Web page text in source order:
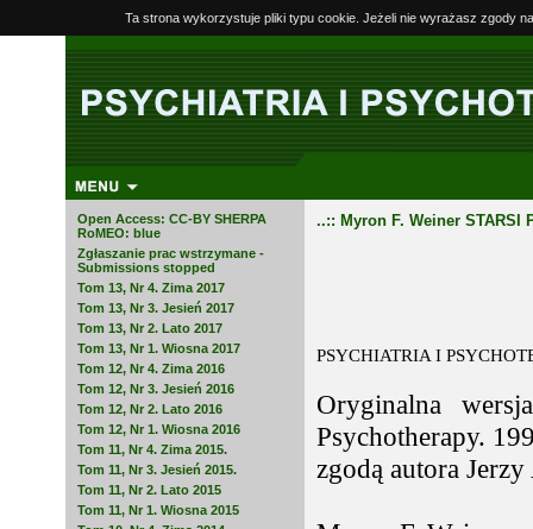
Ta strona wykorzystuje pliki typu cookie. Jeżeli nie wyrażasz zgody
Open Access: CC-BY SHERPA
RoMEO: blue
Zgłaszanie prac wstrzymane -
Submissions stopped
Tom 13, Nr 4. Zima 2017
Tom 13, Nr 3. Jesień 2017
Tom 13, Nr 2. Lato 2017
Tom 13, Nr 1. Wiosna 2017
Tom 12, Nr 4. Zima 2016
Tom 12, Nr 3. Jesień 2016
Tom 12, Nr 2. Lato 2016
Tom 12, Nr 1. Wiosna 2016
Tom 11, Nr 4. Zima 2015.
Tom 11, Nr 3. Jesień 2015.
Tom 11, Nr 2. Lato 2015
Tom 11, Nr 1. Wiosna 2015
..:: Myron F. Weiner STARSI
PSYCHIATRIA I
Oryginalna
Psychotherapy.
zgodą autora